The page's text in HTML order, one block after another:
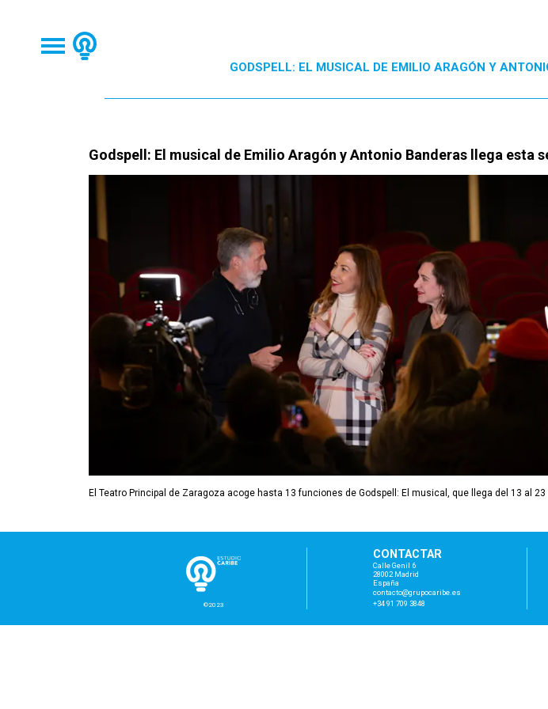
GODSPELL: EL MUSICAL DE EMILIO ARAGÓN Y
Godspell: El musical de Emilio Aragón y Antonio Banderas llega esta
El Teatro Principal de Zaragoza acoge hasta 13 funciones de Godspell: El musical, que llega del 13 al 23
©2023
CONTACTAR
Calle Genil 6
28002 Madrid
España
contacto@grupocaribe. es
+34 91 709 3848